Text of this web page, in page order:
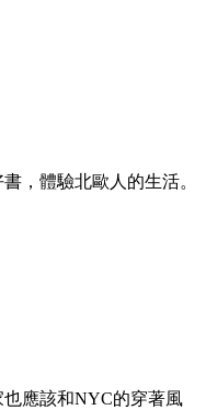
，體驗北歐人的生活。
應該和NYC的穿著風